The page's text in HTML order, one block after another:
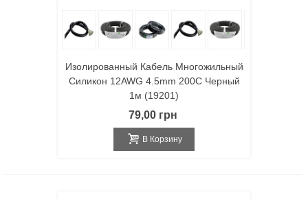
Изолированный Кабель Многожильный
Силикон 12AWG 4.5mm 200C Черный
1м (19201)
79,00 грн
В Корзину